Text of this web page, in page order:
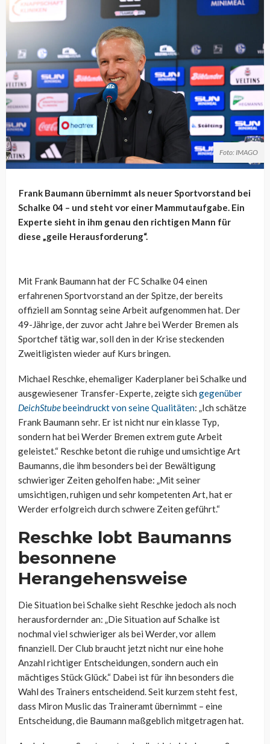
Foto: IMAGO
Frank Baumann übernimmt als neuer Sportvorstand bei
Schalke 04 – und steht vor einer Mammutaufgabe. Ein
Experte sieht in ihm genau den richtigen Mann für
diese „geile Herausforderung“.
Mit Frank Baumann hat der FC Schalke 04 einen
erfahrenen Sportvorstand an der Spitze, der bereits
offiziell am Sonntag seine Arbeit aufgenommen hat. Der
49-Jährige, der zuvor acht Jahre bei Werder Bremen als
Sportchef tätig war, soll den in der Krise steckenden
Zweitligisten wieder auf Kurs bringen.
Michael Reschke, ehemaliger Kaderplaner bei Schalke und
ausgewiesener Transfer-Experte, zeigte sich gegenüber
DeichStubebeeindruckt von seine Qualitäten: „Ich schätze
Frank Baumann sehr. Er ist nicht nur ein klasse Typ,
sondern hat bei Werder Bremen extrem gute Arbeit
geleistet.“ Reschke betont die ruhige und umsichtige Art
Baumanns, die ihm besonders bei der Bewältigung
schwieriger Zeiten geholfen habe: „Mit seiner
umsichtigen, ruhigen und sehr kompetenten Art, hat er
Werder erfolgreich durch schwere Zeiten geführt.“
Reschke lobt Baumanns
besonnene
Herangehensweise
Die Situation bei Schalke sieht Reschke jedoch als noch
herausfordernder an: „Die Situation auf Schalke ist
nochmal viel schwieriger als bei Werder, vor allem
finanziell. Der Club braucht jetzt nicht nur eine hohe
Anzahl richtiger Entscheidungen, sondern auch ein
mächtiges Stück Glück.“ Dabei ist für ihn besonders die
Wahl des Trainers entscheidend. Seit kurzem steht fest,
dass Miron Muslic das Traineramt übernimmt – eine
Entscheidung, die Baumann maßgeblich mitgetragen hat.